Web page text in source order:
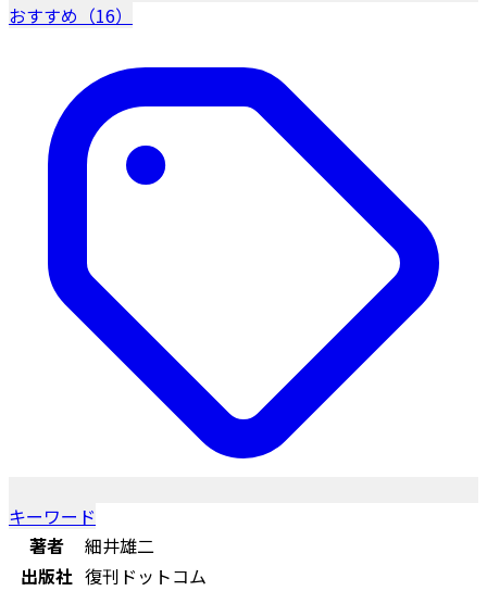
おすすめ（16）
キーワード
著者
細井雄二
出版社 復刊ドットコム